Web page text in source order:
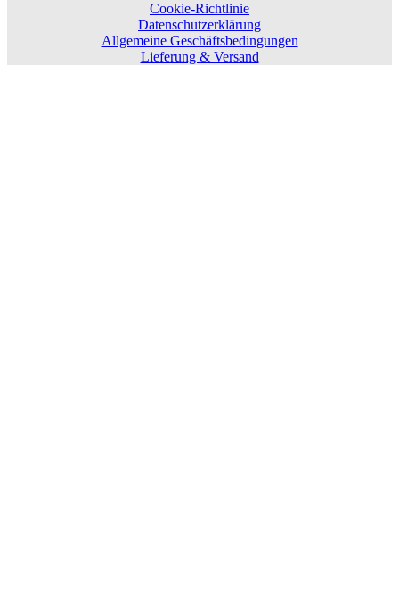
Cookie-Richtlinie
Datenschutzerklärung
Allgemeine Geschäftsbedingungen
Lieferung & Versand